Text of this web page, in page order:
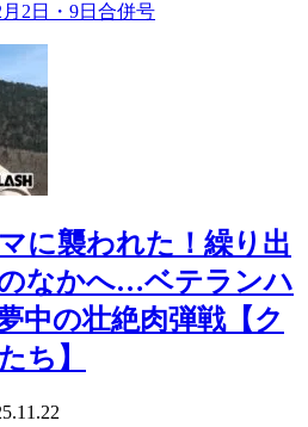
2日・9日合併号
に襲われた！繰り出
なかへ…ベテランハ
中の壮絶肉弾戦【ク
ち】